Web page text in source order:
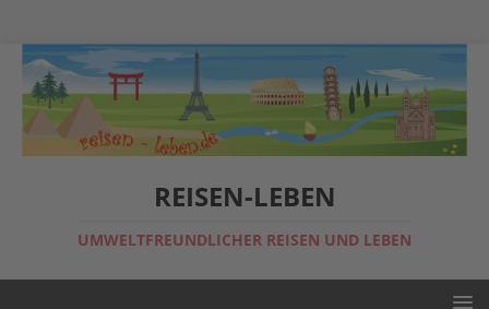
REISEN-LEBEN
UMWELTFREUNDLICHER REISEN UND LEBEN